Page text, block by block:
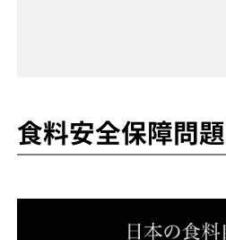
食料安全保障問題